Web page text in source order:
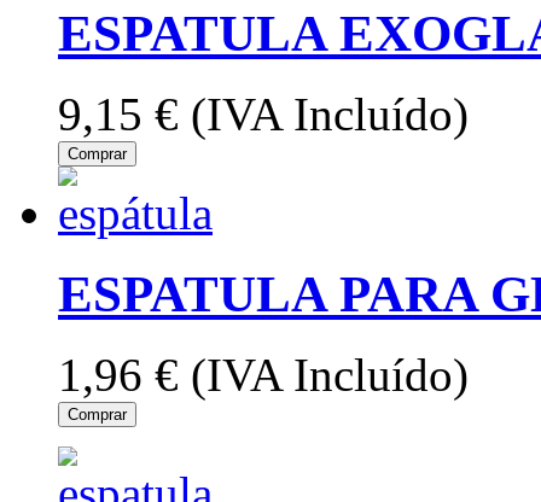
ESPATULA
9,15 € (IVA Incluído)
Comprar
ESPATULA PARA
1,96 € (IVA Incluído)
Comprar